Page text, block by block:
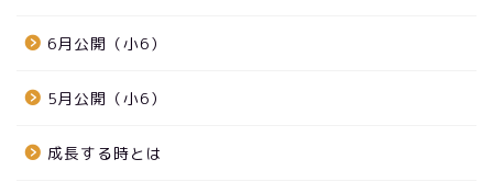
6月公開（小6）
5月公開（小6）
成長する時とは